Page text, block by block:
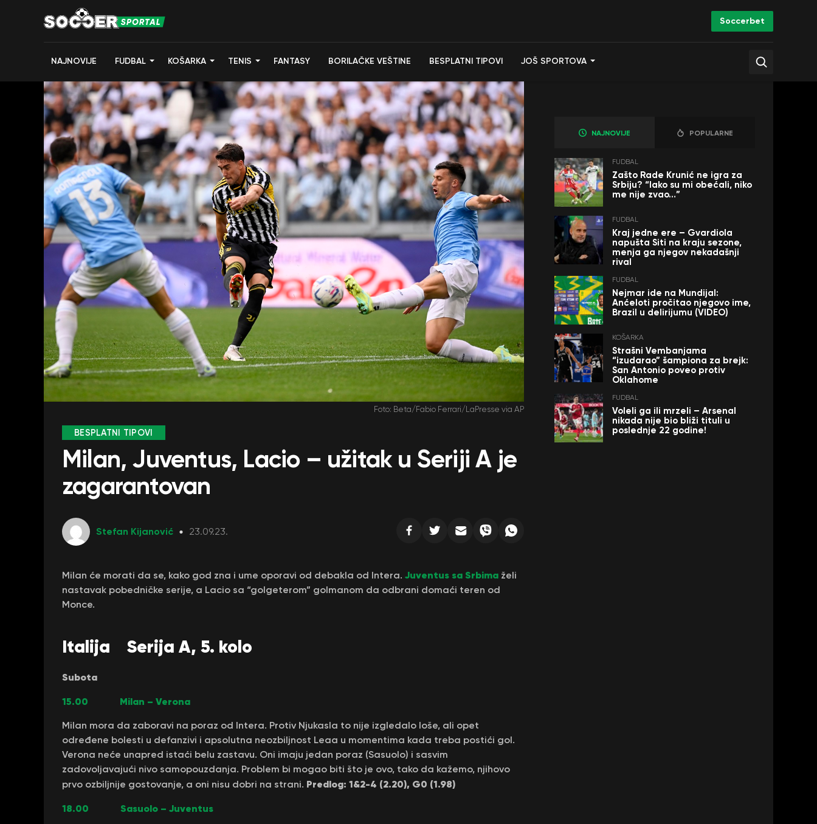
Soccerbet
NAJNOVIJE FUDBAL KOŠARKA TENIS FANTASY BORILAČKE VEŠTINE BESPLATNI TIPOVI JOŠ SPORTOVA
Foto: Beta/Fabio Ferrari/LaPresse via AP
BESPLATNI TIPOVI
Milan, Juventus, Lacio – užitak u Seriji A je
zagarantovan
Stefan Kijanović 23.09.23.
Milan će morati da se, kako god zna i ume oporavi od debakla od Intera. Juventus sa Srbima želi
nastavak pobedničke serije, a Lacio sa “golgeterom” golmanom da odbrani domaći teren od
Monce.
Italija Serija A, 5. kolo
Subota
15.00 Milan – Verona
Milan mora da zaboravi na poraz od Intera. Protiv Njukasla to nije izgledalo loše, ali opet
određene bolesti u defanzivi i apsolutna neozbiljnost Leaa u momentima kada treba postići gol.
Verona neće unapred istaći belu zastavu. Oni imaju jedan poraz (Sasuolo) i sasvim
zadovoljavajući nivo samopouzdanja. Problem bi mogao biti što je ovo, tako da kažemo, njihovo
prvo ozbiljnije gostovanje, a oni nisu dobri na strani. Predlog: 1&2-4 (2.20), G0 (1.98)
18.00 Sasuolo – Juventus
NAJNOVIJE POPULARNE
FUDBAL
Zašto Rade Krunić ne igra za
Srbiju? “Iako su mi obećali, niko
me nije zvao…”
FUDBAL
Kraj jedne ere – Gvardiola
napušta Siti na kraju sezone,
menja ga njegov nekadašnji
rival
FUDBAL
Nejmar ide na Mundijal:
Anćeloti pročitao njegovo ime,
Brazil u delirijumu (VIDEO)
KOŠARKA
Strašni Vembanjama
“izudarao” šampiona za brejk:
San Antonio poveo protiv
Oklahome
FUDBAL
Voleli ga ili mrzeli – Arsenal
nikada nije bio bliži tituli u
poslednje 22 godine!